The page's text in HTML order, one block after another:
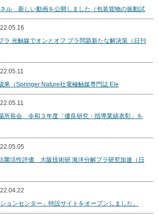
ル 新しい動画を公開しました（包装貨物の振動試
ラ 光触媒でオンとオフ プラ問題新たな解決策（日刊
果（Springer Nature社電極触媒専門誌 Ele
所長会 令和３年度「優良研究・指導業績表彰」を
菌活性評価 大阪技術研 海洋分解プラ研究加速（日
ョンセンター」特設サイトをオープンしました。